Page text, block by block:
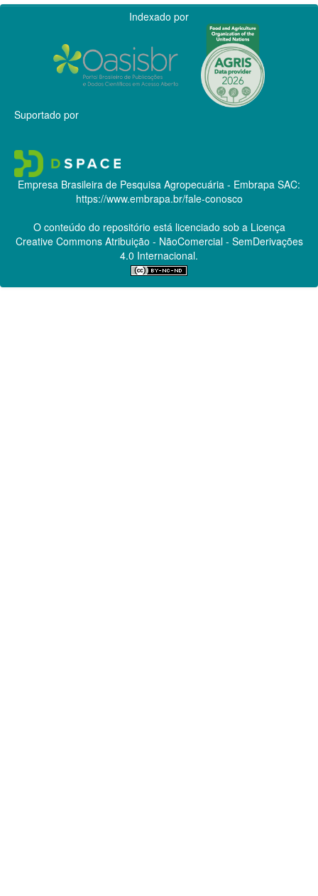
Indexado por
Suportado por
Empresa Brasileira de Pesquisa Agropecuária - Embrapa SAC:
https://www.embrapa.br/fale-conosco
O conteúdo do repositório está licenciado sob a Licença
Creative CommonsAtribuição - NãoComercial - SemDerivações
4.0 Internacional.